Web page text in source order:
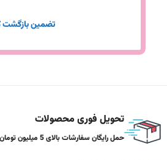
تضمین بازگشت
تحویل فوری محصولات
حمل رایگان سفارشات بالای 5 میلیون تومان با پست یا تیپاکس